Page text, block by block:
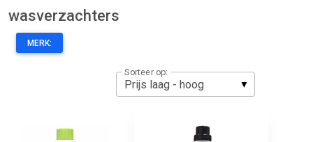
wasverzachters
MERK:
Sorteer op: